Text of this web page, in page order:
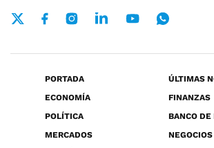
PORTADA
ÚLTIMAS
ECONOMÍA
FINANZAS
POLÍTICA
BANCO DE
MERCADOS
NEGOCIOS